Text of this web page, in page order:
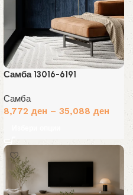
Самба 13016-6191
Самба
8,772 ден – 35,088 ден